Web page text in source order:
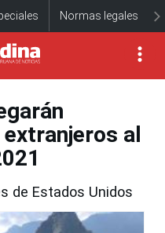
Normas legales
al
de Estados Unidos